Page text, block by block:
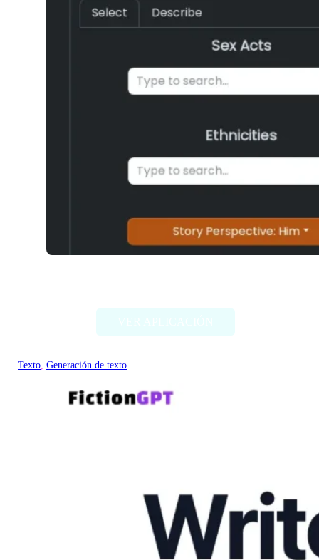
Texto, Generación de texto